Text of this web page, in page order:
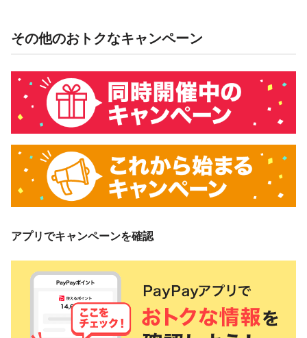
PayPay株式会社
キャンペーン内容、条件
キャンペーン期間中、条件1を達成した上で、条件2を達成さ
れた方に対し、下表のとおり後日PayPayポイントを付与しま
す。
条件1 毎月2,000円以上をチャージ
チャージ元
（1）
PayPay銀行
（2）ATM、
PayPay銀行
特典 付与率
2％付与
1％付与
対象のお支
PayPay残高（※）
その他のおトクなキャンペーン
アプリでキャンペーンを確認